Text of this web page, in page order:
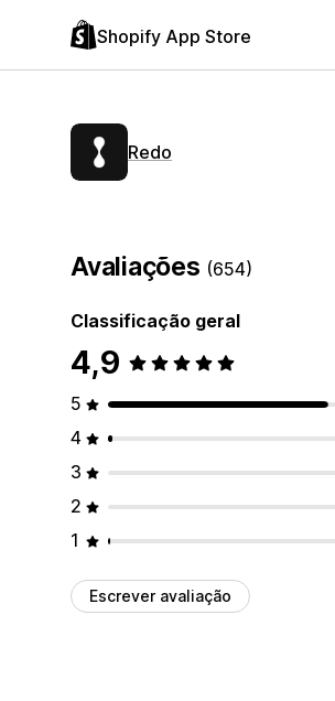
Shopify App Store
Redo
Avaliações (654)
Classificação geral
4,9
5
4
3
2
1
Escrever avaliação